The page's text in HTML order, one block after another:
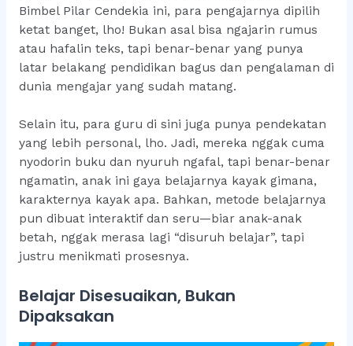
Bimbel Pilar Cendekia ini, para pengajarnya dipilih
ketat banget, lho! Bukan asal bisa ngajarin rumus
atau hafalin teks, tapi benar-benar yang punya
latar belakang pendidikan bagus dan pengalaman di
dunia mengajar yang sudah matang.
Selain itu, para guru di sini juga punya pendekatan
yang lebih personal, lho. Jadi, mereka nggak cuma
nyodorin buku dan nyuruh ngafal, tapi benar-benar
ngamatin, anak ini gaya belajarnya kayak gimana,
karakternya kayak apa. Bahkan, metode belajarnya
pun dibuat interaktif dan seru—biar anak-anak
betah, nggak merasa lagi “disuruh belajar”, tapi
justru menikmati prosesnya.
Belajar Disesuaikan, Bukan
Dipaksakan